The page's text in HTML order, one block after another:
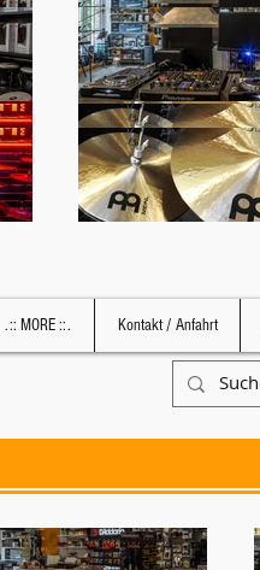
.:: MORE ::. Kontakt / Anfahrt